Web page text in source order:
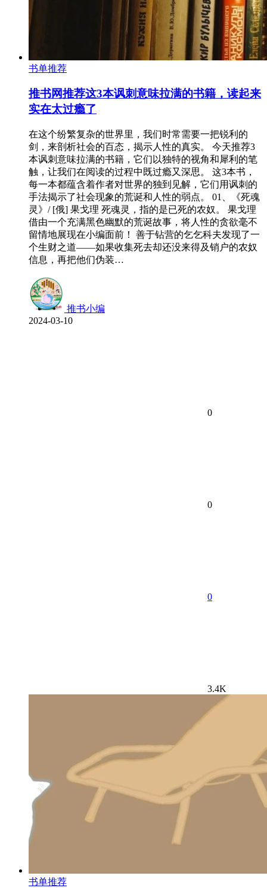
书单推荐
推书网推荐这3本讽刺意味拉满的书籍，读起来
实在太过瘾了
在这个纷繁复杂的世界里，我们时常需要一把锐利的
剑，来剖析社会的百态，揭示人性的真实。 今天推荐3
本讽刺意味拉满的书籍，它们以独特的视角和犀利的笔
触，让我们在阅读的过程中既过瘾又深思。 这3本书，
每一本都蕴含着作者对世界的独到见解，它们用讽刺的
手法揭示了社会现象的荒诞和人性的弱点。 01、《死魂
灵》/ [俄] 果戈理 死魂灵，指的是已死的农奴。 果戈理
借由一个充满黑色幽默的荒诞故事，将人性的贪欲毫不
留情地展现在小编面前！ 善于钻营的乞乞科夫发现了一
个生财之道——如果收集死去却还没来得及销户的农奴
信息，再把他们伪装…
推书小编
2024-03-10
0
0
0
3.4K
书单推荐